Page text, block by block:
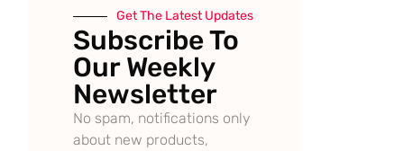
Get The Latest Updates
Subscribe To
Our Weekly
Newsletter
No spam, notifications only
about new products,